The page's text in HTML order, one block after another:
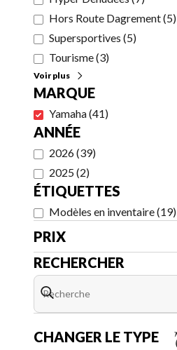
Hors Route Dagrement(5)
Supersportives (5)
Tourisme(3)
Voir plus
MARQUE
Yamaha(41)
ANNÉE
2026(39)
2025(2)
ÉTIQUETTES
Modèles en inventaire(19)
PRIX
RECHERCHER
CHANGER LE TYPE